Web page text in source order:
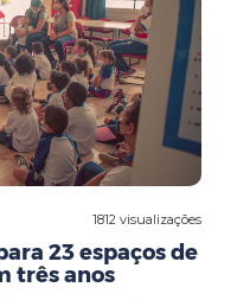
1812 visualizações
23 espaços de
três anos